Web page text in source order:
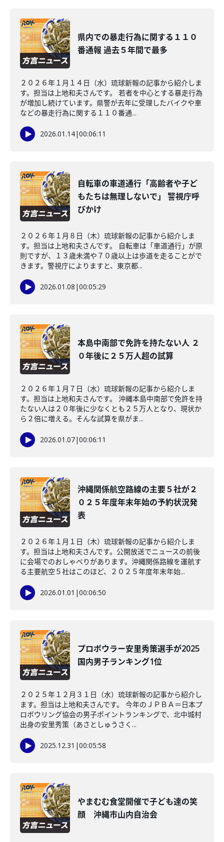
県内での暴走行為に関する１１０
番通報 過去５年間で最多
２０２６年１月１４日（水）琉球新報の記事から紹介しま
す。担当は上地和夫さんです。 若者を中心とする暴走行為
が増加し続けています。県警が去年に受理したバイクや車
などの暴走行為に関する１１０番通...
2026.01.14|00:06:11
自転車の車道通行「高齢者や子ど
もたちは無理しないで」 警視庁呼
びかけ
２０２６年１月８日（木）琉球新報の記事から紹介しま
す。担当は上地和夫さんです。 自転車は「車道通行」が原
則ですが、１３歳未満や７０歳以上は歩道を走ることがで
きます。警視庁によりますと、東京都...
2026.01.08 |00:05:29
本島中南部で免許を持たない人 ２
０年後に２５万人超の試算
２０２６年１月７日（水）琉球新報の記事から紹介しま
す。担当は上地和夫さんです。 沖縄本島中南部で免許を持
たない人は２０年後に少なくとも２５万人となり、現状か
ら２倍に増える。そんな試算を県がま...
2026.01.07|00:06:11
沖縄関係航空路線の主要５社が２
０２５年度年末年始の予約状況発
表
２０２６年１月１日（木）琉球新報の記事から紹介しま
す。担当は上地和夫さんです。公開放送でニュースの前後
に会場でのおしゃべりがあります。沖縄関係路線を運航す
る主要航空５社はこのほど、２０２５年度年末年始...
2026.01.01 |00:06:50
プロボウラー安里秀策選手が2025
国内男子ランキング1位
２０２５年１２月３１日（水）琉球新報の記事から紹介し
ます。担当は上地和夫さんです。 今年のＪＰＢＡ＝日本プ
ロボウリング協会の男子ポイントランキングで、北中城村
出身の安里秀策（あさとしゅうさく...
2025.12.31 |00:05:58
やまむむ食堂開催で子ども達の笑
顔 沖縄市山内自治会